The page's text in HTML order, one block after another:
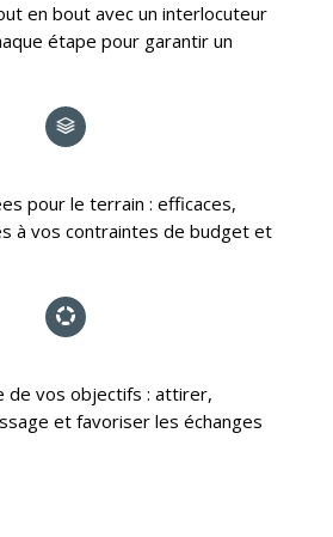
en bout avec un interlocuteur
étape pour garantir un
pour le terrain : efficaces,
à vos contraintes de budget et
de vos objectifs : attirer,
et favoriser les échanges